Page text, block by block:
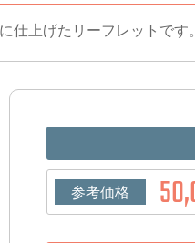
上げたリーフレットです。
参考価格